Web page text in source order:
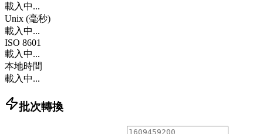
載入中...
Unix (毫秒)
載入中...
ISO 8601
載入中...
本地時間
載入中...
批次轉換